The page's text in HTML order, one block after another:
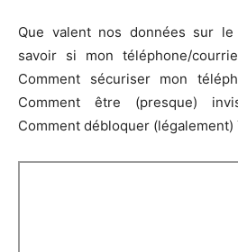
Que valent nos données sur
savoir si mon téléphone/
Comment sécuriser mon
Comment être (presque)
Comment débloquer (légalement)